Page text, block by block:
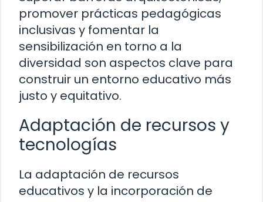
promover prácticas pedagógicas
inclusivas y fomentar la
sensibilización en torno a la
diversidad son aspectos clave para
construir un entorno educativo más
justo y equitativo.
Adaptación de recursos y
tecnologías
La adaptación de recursos
educativos y la incorporación de